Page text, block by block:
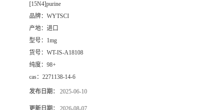
[15N4]purine
品牌： WYTSCI
产地： 进口
型号： 1mg
货号： WT-IS-A18108
纯度： 98+
cas： 2271138-14-6
发布日期： 2025-06-10
更新日期： 2026-08-07